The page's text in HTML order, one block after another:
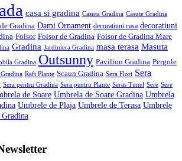
casa si gradina Casuta Gradina Casute Gradina
Gradina Dami Ornament decoratiuni casa decoratiuni
Foisor Foisor de Gradina Foisor de Gradina Mare
Gradina Jardiniera Gradina masa terasa Masuta
Gradina Outsunny Pavilion Gradina Pergole
Raft Plante Scaun Gradina Sera Flori Sera
Sera pentru Gradina Sera pentru Plante Seras Tunel Sere Sere
de Soare Umbrela de Soare Gradina Umbrela
Umbrele de Plaja Umbrele de Terasa Umbrele